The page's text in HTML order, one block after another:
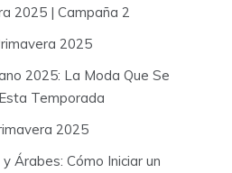
2025 | Campaña 2
2025
2025: La Moda Que Se
Temporada
2025
Árabes: Cómo Iniciar un